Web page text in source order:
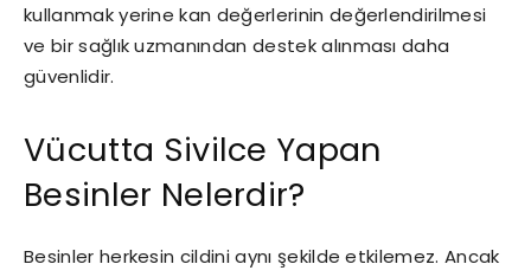
kullanmak yerine kan değerlerinin değerlendirilmesi
ve bir sağlık uzmanından destek alınması daha
güvenlidir.
Vücutta Sivilce Yapan
Besinler Nelerdir?
Besinler herkesin cildini aynı şekilde etkilemez. Ancak